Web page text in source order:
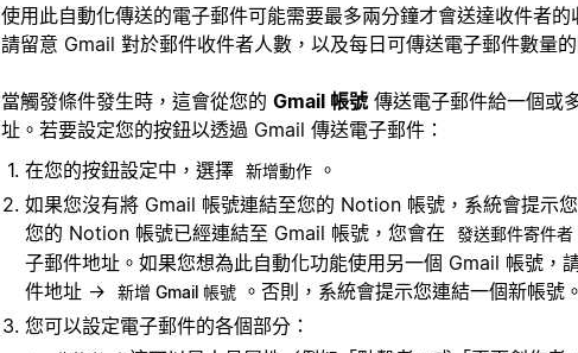
使用此自動化傳送的電子郵件可能需要最多兩分鐘才會送達收件者的
請留意 Gmail 對於郵件收件者人數，以及每日可傳送電子郵件數量的
當觸發條件發生時，這會從您的 Gmail 帳號傳送電子郵件給一個或
址。若要設定您的按鈕以透過 Gmail 傳送電子郵件：
在您的按鈕設定中，選擇 新增動作 。
如果您沒有將 Gmail 帳號連結至您的 Notion 帳號，系統會提示
您的 Notion 帳號已經連結至 Gmail 帳號，您會在
發送郵件寄件者
子郵件地址。如果您想為此自動化功能使用另一個 Gmail 帳號，
件地址 →
新增 Gmail 帳號 。否則，系統會提示您連結一個新帳號。
您可以設定電子郵件的各個部分：